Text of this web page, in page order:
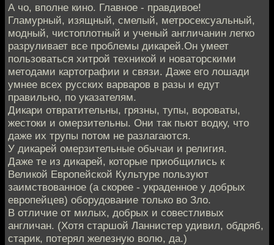
А чо, вполне кино. Главное - правдивое!
Гламурный, изящный, смелый, метросексуальный,
модный, чистоплотный и ученый англичанин легко
разруливает все проблемы дикарей.Он умеет
пользоваться хитрой техникой и новаторскими
методами картографии и связи. Даже его лошади
умнее всех русских варваров в разы и едут
правильно, по указателям.
Дикари отвратительны, грязны, тупы, вороваты,
жестоки и омерзительны. Они так пьют водку, что
даже их трупы потом не разлагаются.
У дикарей омерзительные обычаи и религия.
Даже те из дикарей, которые приобщились к
Великой Европейской Культуре пользуют
заимствованное (а скорее - украденное у добрых
европейцев) оборудование только во Зло.
В отличие от милых, добрых и совестливых
англичан. (Хотя старшой Ланнистер удивил, обдряб,
старик, потерял железную волю, да.)